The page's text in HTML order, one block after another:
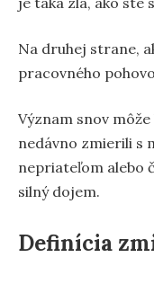
Na druhej strane,
pracovného
Význam snov
nedávno zmierili s
nepriateľom alebo
silný dojem.
Definícia